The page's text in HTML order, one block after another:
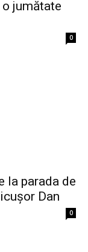
jumătate
0
la parada de
Dan
0